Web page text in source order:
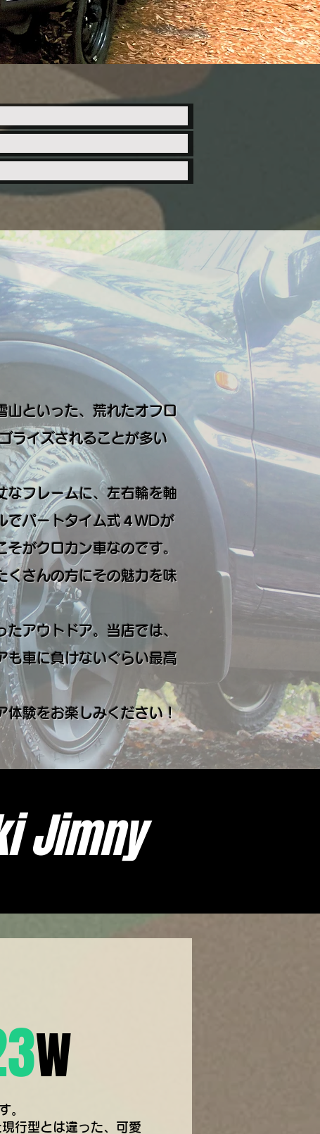
といった、荒れたオフロ
ライズされることが多い
フレームに、左右輪を軸
でパートタイム式４WDが
がクロカン車なのです。
くさんの方にその魅力を味
アウトドア。当店では、
も車に負けないぐらい最高
験をお楽しみください！
Jimny
W
。
行型とは違った、可愛